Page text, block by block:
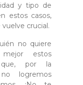
y tipo de
estos casos,
crucial.
no quiere
estos
que, por la
logremos